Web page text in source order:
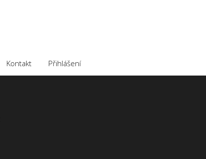
Kontakt Přihlášení